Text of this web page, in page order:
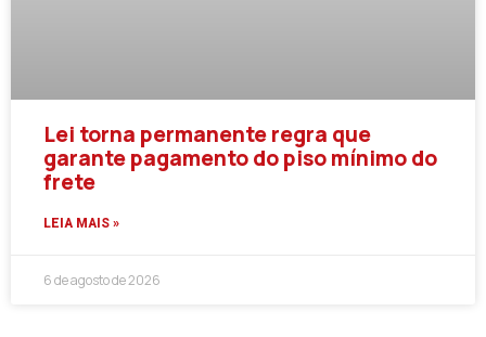
Lei torna permanente regra que
garante pagamento do piso mínimo do
frete
LEIA MAIS »
6 de agosto de 2026